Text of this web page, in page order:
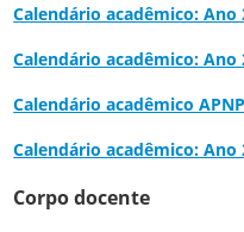
Calendário acadêmico: Ano
Calendário acadêmico: Ano
Calendário acadêmico
Calendário acadêmico: Ano
Corpo docente